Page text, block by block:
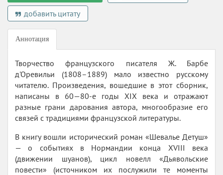
добавить цитату
Аннотация
Творчество французского писателя Ж. Барбе
д'Оревильи (1808–1889) мало известно русскому
читателю. Произведения, вошедшие в этот сборник,
написаны в 60—80-е годы XIX века и отражают
разные грани дарования автора, многообразие его
связей с традициями французской литературы.
В книгу вошли исторический роман «Шевалье Детуш»
— о событиях в Нормандии конца XVIII века
(движении шуанов), цикл новелл «Дьявольские
повести» (источником их послужили те моменты